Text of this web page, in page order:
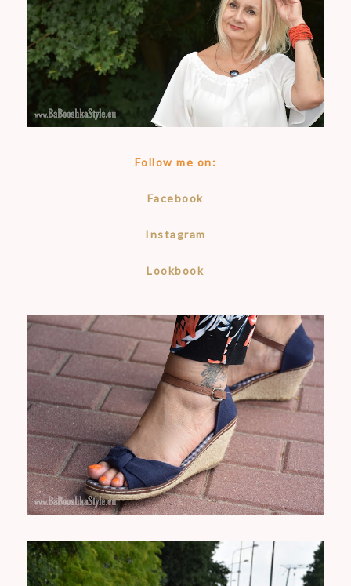
Follow me on:
Facebook
Instagram
Lookbook